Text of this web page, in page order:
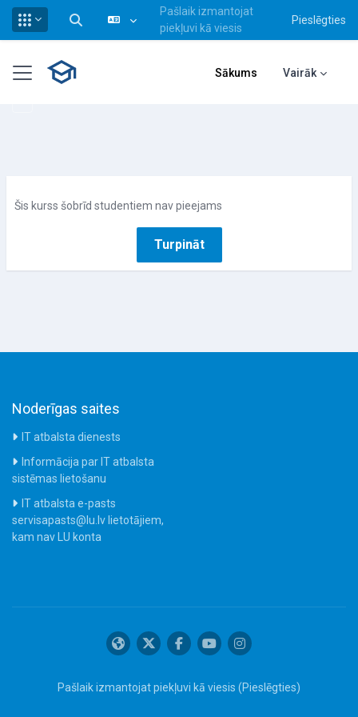
Pārslēgt meklēšanas ievadi
Pašlaik izmantojat
piekļuvi kā viesis
Pieslēgties
Sānu panelis Sākums Vairāk
Šis kurss šobrīd studentiem nav pieejams
Turpināt
Noderīgas saites
IT atbalsta dienests
Informācija par IT atbalsta
sistēmas lietošanu
IT atbalsta e-pasts
servisapasts@lu.lv lietotājiem,
kam nav LU konta
Pašlaik izmantojat piekļuvi kā viesis (Pieslēgties)